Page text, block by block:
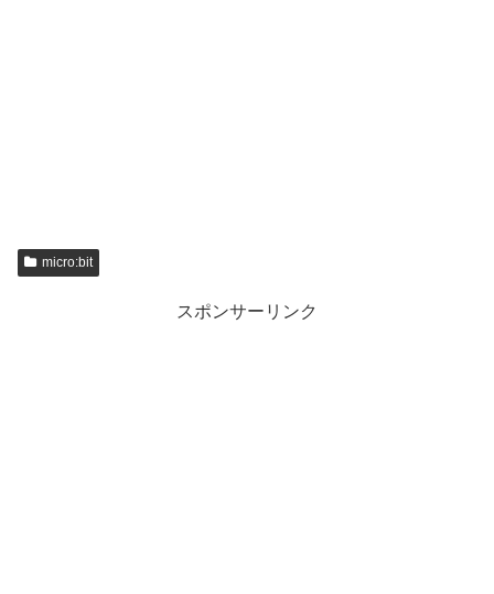
micro:bit
スポンサーリンク